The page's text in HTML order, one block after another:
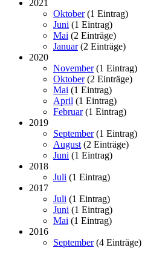
2021
Oktober(1 Eintrag)
Juni (1 Eintrag)
Mai (2 Einträge)
Januar(2 Einträge)
2020
November(1 Eintrag)
Oktober(2 Einträge)
Mai (1 Eintrag)
April (1 Eintrag)
Februar(1 Eintrag)
2019
September(1 Eintrag)
August(2 Einträge)
Juni (1 Eintrag)
2018
Juli (1 Eintrag)
2017
Juli (1 Eintrag)
Juni (1 Eintrag)
Mai (1 Eintrag)
2016
September(4 Einträge)